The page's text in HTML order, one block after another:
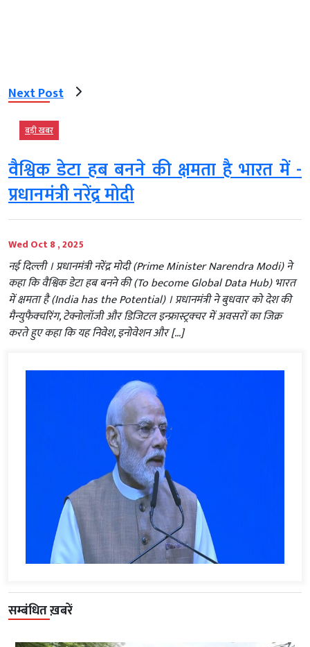
Next Post
बड़ी खबर
वैश्विक डेटा हब बनने की क्षमता है भारत में -
प्रधानमंत्री नरेंद्र मोदी
Wed Oct 8 , 2025
नई दिल्ली । प्रधानमंत्री नरेंद्र मोदी (Prime Minister Narendra Modi) ने
कहा कि वैश्विक डेटा हब बनने की (To become Global Data Hub) भारत
में क्षमता है (India has the Potential) । प्रधानमंत्री ने बुधवार को देश की
मैन्युफैक्चरिंग, टेक्नोलॉजी और डिजिटल इन्फ्रास्ट्रक्चर में अवसरों का जिक्र
करते हुए कहा कि यह निवेश, इनोवेशन और […]
सम्बंधित ख़बरें